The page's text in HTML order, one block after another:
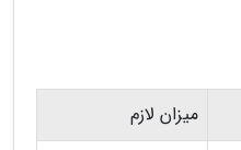
میزان لازم